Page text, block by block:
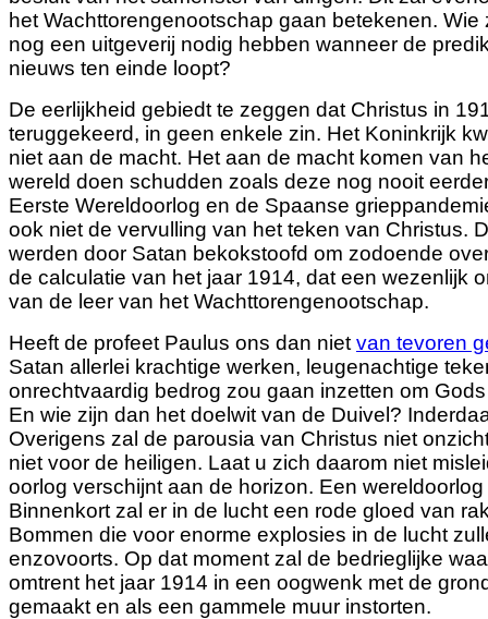
het Wachttorengenootschap gaan betekenen. Wie
nog een uitgeverij nodig hebben wanneer de
nieuws ten einde loopt?
De eerlijkheid gebiedt te zeggen dat Christus in
teruggekeerd, in geen enkele zin. Het Koninkrijk
niet aan de macht. Het aan de macht komen van
wereld doen schudden zoals deze nog nooit
Eerste Wereldoorlog en de Spaanse
ook niet de vervulling van het teken van Christus.
werden door Satan bekokstoofd om zodoende
de calculatie van het jaar 1914, dat een wezenlijk
van de leer van het Wachttorengenootschap.
Heeft de profeet Paulus ons dan niet van tevoren
Satan allerlei krachtige werken, leugenachtige
onrechtvaardig bedrog zou gaan inzetten om
En wie zijn dan het doelwit van de Duivel?
Overigens zal de parousia van Christus niet
niet voor de heiligen. Laat u zich daarom niet
oorlog verschijnt aan de horizon. Een
Binnenkort zal er in de lucht een rode gloed van
Bommen die voor enorme explosies in de lucht
enzovoorts. Op dat moment zal de bedrieglijke
omtrent het jaar 1914 in een oogwenk met de
gemaakt en als een gammele muur instorten.